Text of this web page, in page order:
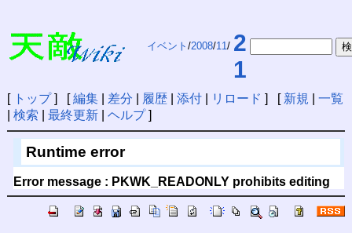
イベント /2008/11/ 2
1
[ トップ] [編集| 差分 履歴| 添付| リロード ] [ 新規
一覧
検索 最終更新| ヘルプ]
Runtime error
Error message : PKWK_READONLY prohibits editing